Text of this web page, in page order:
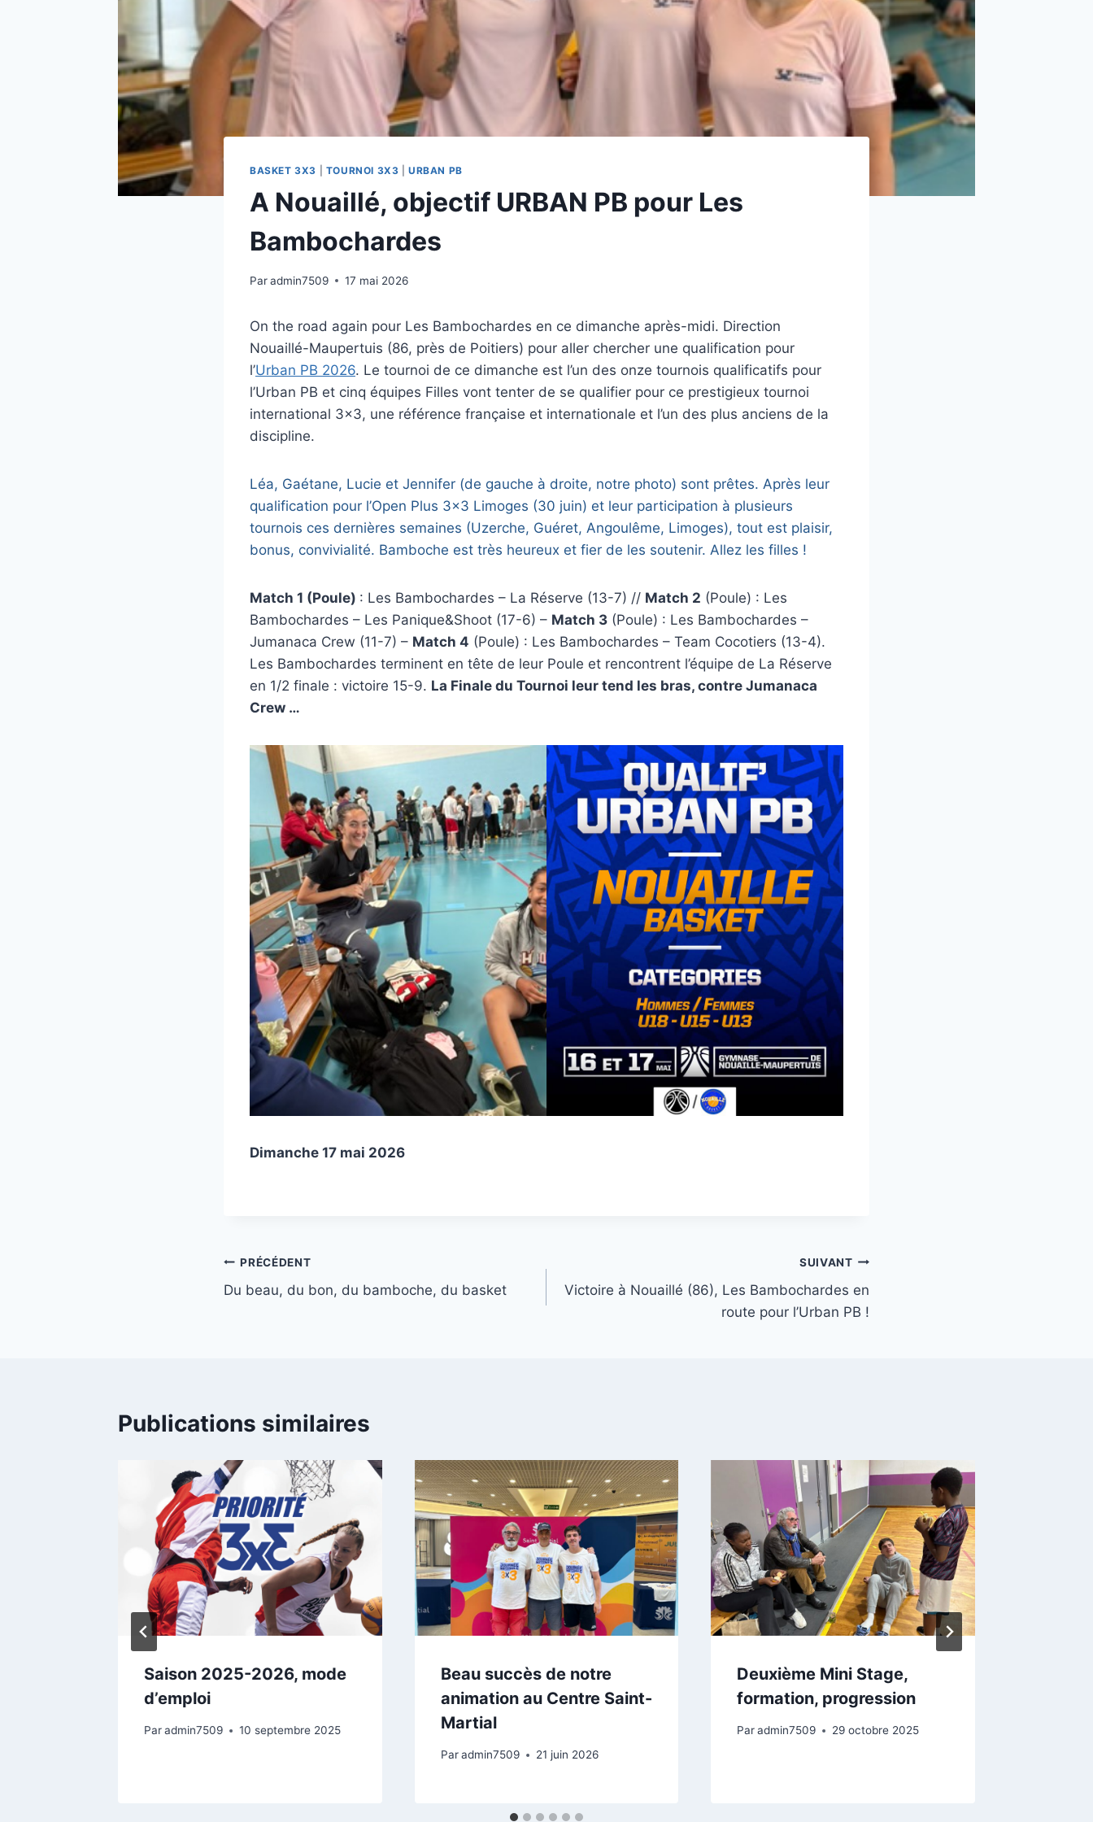
BASKET 3X3 TOURNOI 3X3 |URBAN PB
A Nouaillé, objectif URBAN PB pour Les
Bambochardes
Paradmin7509 17 mai 2026
On the road again pour Les Bambochardes en ce dimanche après-midi. Direction
Nouaillé-Maupertuis (86, près de Poitiers) pour aller chercher une qualification pour
l’Urban PB 2026. Le tournoi de ce dimanche est l’un des onze tournois qualificatifs pour
l’Urban PB et cinq équipes Filles vont tenter de se qualifier pour ce prestigieux tournoi
international 3×3, une référence française et internationale et l’un des plus anciens de la
discipline.
Léa, Gaétane, Lucie et Jennifer (de gauche à droite, notre photo) sont prêtes. Après leur
qualification pour l’Open Plus 3×3 Limoges (30 juin) et leur participation à plusieurs
tournois ces dernières semaines (Uzerche, Guéret, Angoulême, Limoges), tout est plaisir,
bonus, convivialité. Bamboche est très heureux et fier de les soutenir. Allez les filles !
Match 1 (Poule) : Les Bambochardes – La Réserve (13-7) // Match 2 (Poule) : Les
Bambochardes – Les Panique&Shoot (17-6) – Match 3 (Poule) : Les Bambochardes –
Jumanaca Crew (11-7) – Match 4 (Poule) : Les Bambochardes – Team Cocotiers (13-4).
Les Bambochardes terminent en tête de leur Poule et rencontrent l’équipe de La Réserve
en 1/2 finale : victoire 15-9. La Finale du Tournoi leur tend les bras, contre Jumanaca
Crew …
Dimanche 17 mai 2026
Navigation
de
PRÉCÉDENT
Du beau, du bon, du bamboche, du basket
SUIVANT
Victoire à Nouaillé (86), Les Bambochardes en
route pour l’Urban PB !
Publications similaires
Saison 2025-2026, mode
d’emploi
Paradmin7509 10 septembre 2025
Beau succès de notre
animation au Centre Saint-
Martial
Par admin7509 21 juin 2026
Deuxième Mini Stage,
formation, progression
Par admin7509 29 octobre 2025